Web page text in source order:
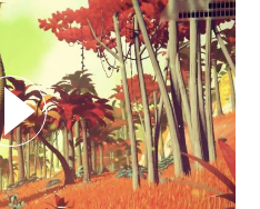
DODAJ TEN FILM DO PLAYLISTY